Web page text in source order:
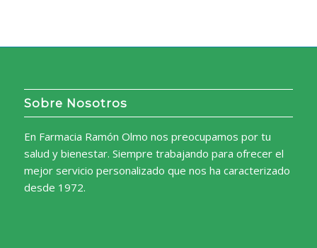
Sobre Nosotros
En Farmacia Ramón Olmo nos preocupamos por tu
salud y bienestar. Siempre trabajando para ofrecer el
mejor servicio personalizado que nos ha caracterizado
desde 1972.